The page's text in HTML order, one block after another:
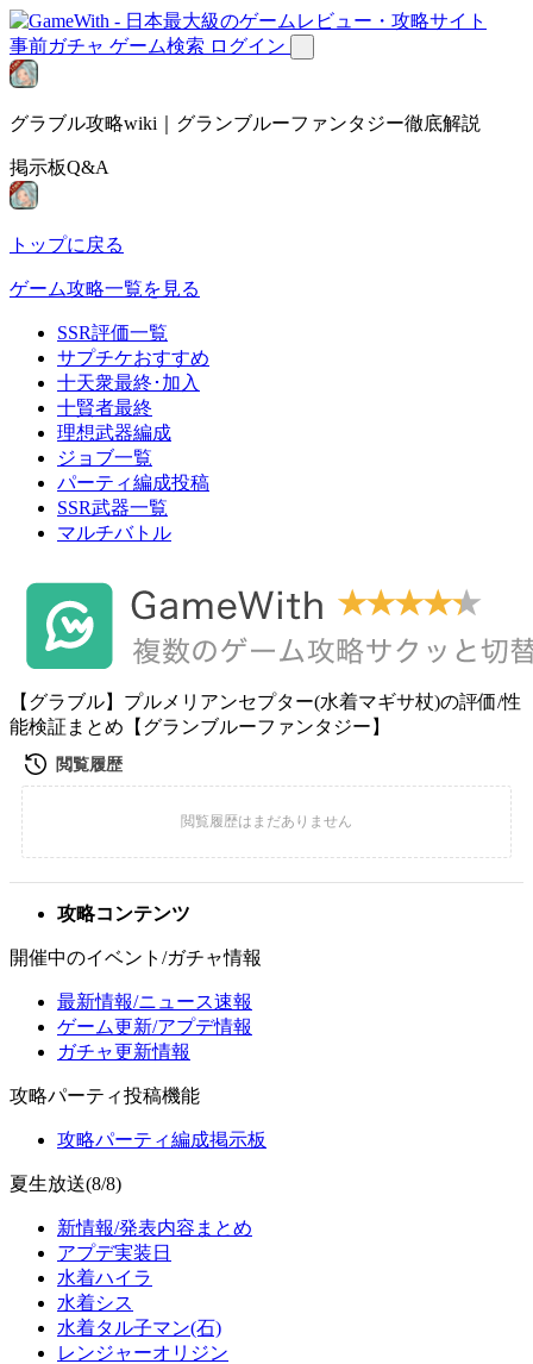
事前ガチャ ゲーム検索 ログイン
グラブル攻略wiki｜グランブルーファンタジー徹底解説
掲示板Q&A
トップに戻る
ゲーム攻略一覧を見る
SSR評価一覧
サプチケおすすめ
十天衆最終･加入
十賢者最終
理想武器編成
ジョブ一覧
パーティ編成投稿
SSR武器一覧
マルチバトル
【グラブル】プルメリアンセプター(水着マギサ杖)の評価/性
能検証まとめ【グランブルーファンタジー】
攻略コンテンツ
開催中のイベント/ガチャ情報
最新情報/ニュース速報
ゲーム更新/アプデ情報
ガチャ更新情報
攻略パーティ投稿機能
攻略パーティ編成掲示板
夏生放送(8/8)
新情報/発表内容まとめ
アプデ実装日
水着ハイラ
水着シス
水着タル子マン(石)
レンジャーオリジン